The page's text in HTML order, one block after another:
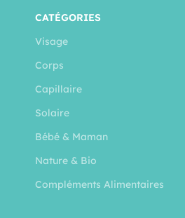
CATÉGORIES
Visage
Corps
Capillaire
Solaire
Bébé & Maman
Nature & Bio
Compléments Alimentaires